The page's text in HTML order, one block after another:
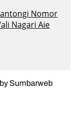
Nomor
Nagari Aie
Sumbarweb